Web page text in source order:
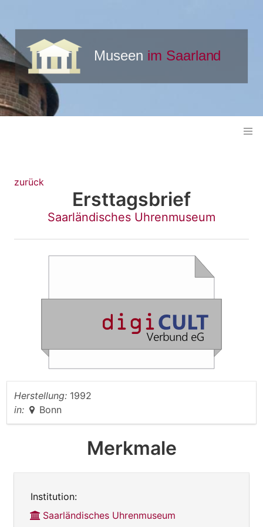
zurück
Ersttagsbrief
Saarländisches Uhrenmuseum
Herstellung: 1992
in:
Bonn
Merkmale
Institution:
Saarländisches Uhrenmuseum